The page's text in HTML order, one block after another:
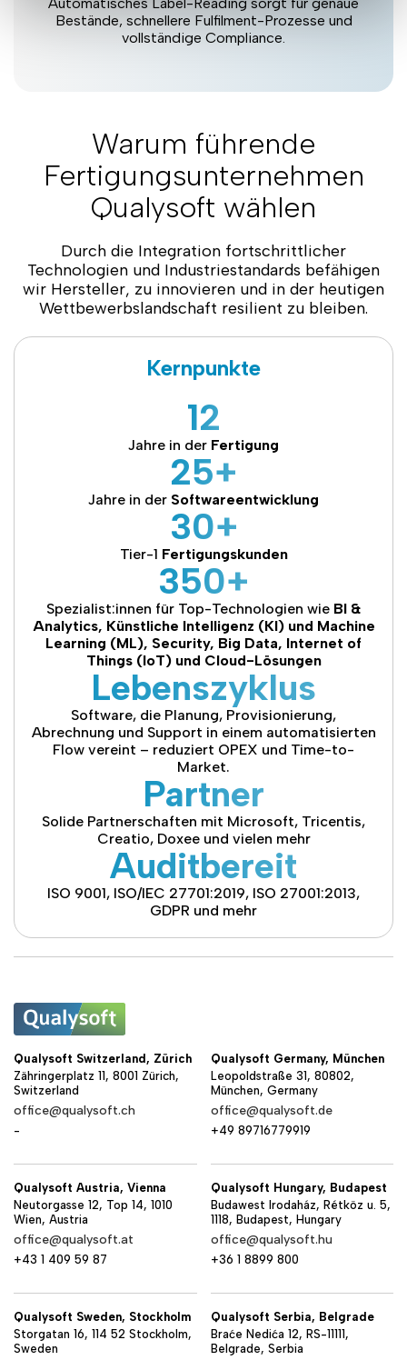
Bestände, schnellere Fulfilment-Prozesse und
vollständige Compliance.
Warum führende
Fertigungsunternehmen
Qualysoft wählen
Durch die Integration fortschrittlicher
Technologien und Industriestandards befähigen
wir Hersteller, zu innovieren und in der heutigen
Wettbewerbslandschaft resilient zu bleiben.
Kernpunkte
12
Jahre in der Fertigung
25+
Jahre in der Softwareentwicklung
30+
Tier-1 Fertigungskunden
350+
Spezialist:innen für Top-Technologien wie BI &
Analytics, Künstliche Intelligenz (KI) und Machine
Learning (ML), Security, Big Data, Internet of
Things (IoT) und Cloud-Lösungen
Lebenszyklus
Software, die Planung, Provisionierung,
Abrechnung und Support in einem automatisierten
Flow vereint – reduziert OPEX und Time-to-
Market.
Partner
Solide Partnerschaften mit Microsoft, Tricentis,
Creatio, Doxee und vielen mehr
Auditbereit
ISO 9001, ISO/IEC 27701:2019, ISO 27001:2013,
GDPR und mehr
Qualysoft Switzerland, Zürich
Zähringerplatz 11, 8001 Zürich,
Switzerland
office@qualysoft.ch
-
Qualysoft Germany, München
Leopoldstraße 31, 80802,
München, Germany
office@qualysoft.de
+49 89716779919
Qualysoft Austria, Vienna
Neutorgasse 12, Top 14, 1010
Wien, Austria
office@qualysoft.at
+43 1 409 59 87
Qualysoft Hungary, Budapest
Budawest Irodaház, Rétköz u. 5,
1118, Budapest, Hungary
office@qualysoft.hu
+36 1 8899 800
Qualysoft Sweden, Stockholm
Storgatan 16, 114 52 Stockholm,
Sweden
Qualysoft Serbia, Belgrade
Braće Nedića 12, RS-11111,
Belgrade, Serbia